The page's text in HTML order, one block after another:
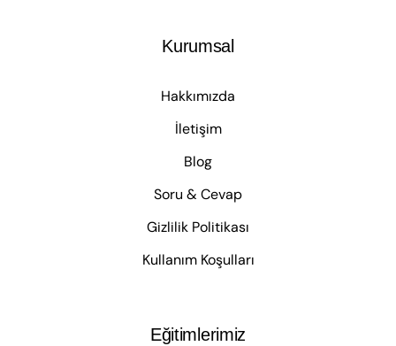
Kurumsal
Hakkımızda
İletişim
Blog
Soru & Cevap
Gizlilik Politikası
Kullanım Koşulları
Eğitimlerimiz